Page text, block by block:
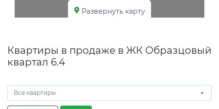
Развернуть карту
Квартиры в продаже в ЖК Образцовый
квартал 6.4
Все квартиры